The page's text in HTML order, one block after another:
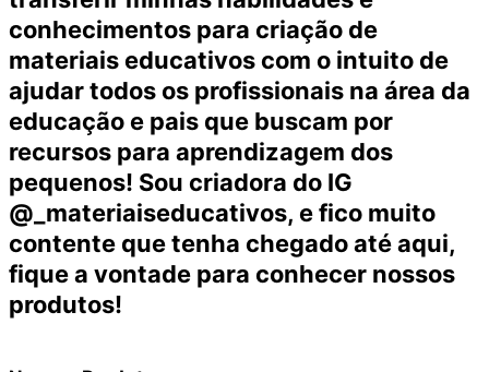
conhecimentos para criação de
materiais educativos com o intuito de
ajudar todos os profissionais na área da
educação e pais que buscam por
recursos para aprendizagem dos
pequenos! Sou criadora do IG
@_materiaiseducativos, e fico muito
contente que tenha chegado até aqui,
fique a vontade para conhecer nossos
produtos!